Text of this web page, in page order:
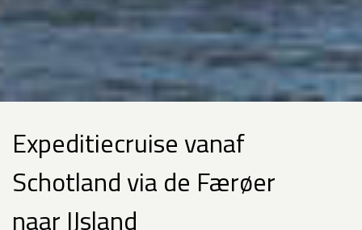
Expeditiecruise vanaf
Schotland via de Færøer
naar IJsland